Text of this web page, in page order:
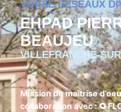
VOIRIE RÉSEAUX
EHPAD
BEAUJEU
VILLEFRANCHE-
Mission de maîtrise
collaboration avec : ✪